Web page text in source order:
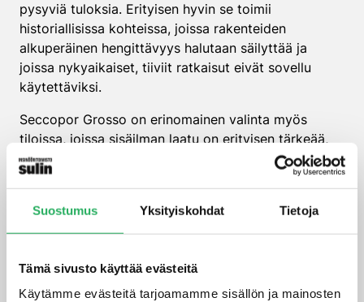
Suostumus Yksityiskohdat Tietoja
Tämä sivusto käyttää evästeitä
Käytämme evästeitä tarjoamamme sisällön ja mainosten
pysyviä tuloksia. Erityisen hyvin se toimii
historiallisissa kohteissa, joissa rakenteiden
alkuperäinen hengittävyys halutaan säilyttää ja
joissa nykyaikaiset, tiiviit ratkaisut eivät sovellu
käytettäviksi.
Seccopor Grosso on erinomainen valinta myös
tiloissa, joissa sisäilman laatu on erityisen tärkeää,
kuten asunnoissa, kouluissa ja päiväkodeissa. Se
soveltuu myös haastaviin kohteisiin, kuten vanhoihin
jatkuvaa kosteusrasitusta.
kohteisiin, joissa on koettu toistuvia
kosteusvaurioita ja joissa aiemmat korjausyritykset